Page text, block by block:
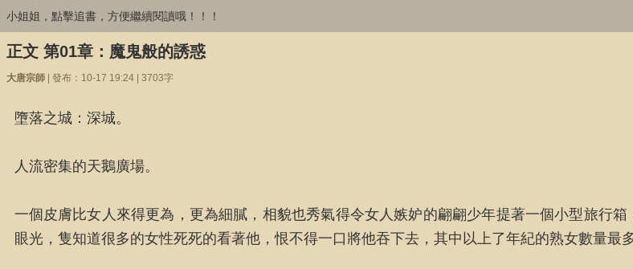
小姐姐，點擊追書，方便繼續閱讀哦！！！
正文 第01章：魔鬼般的誘惑
大唐宗師| 發布：10-17 19:24 | 3703字
墮落之城：深城。
人流密集的天鵝廣場。
一個皮膚比女人來得更為，更為細膩，相貌也秀氣得令女人嫉妒的翩翩少年提著一個小型旅行
眼光，隻知道很多的女性死死的看著他，恨不得一口將他吞下去，其中以上了年紀的熟女數量最